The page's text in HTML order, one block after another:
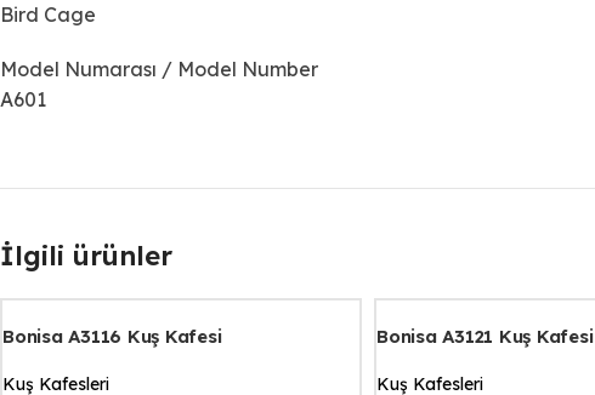
Bird Cage
Model Numarası / Model Number
A601
İlgili ürünler
Bonisa A3116 Kuş Kafesi
Kuş Kafesleri
Bonisa A3121 Kuş Kafesi
Kuş Kafesleri